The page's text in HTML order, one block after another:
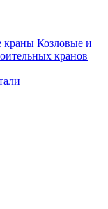
краны Козловые и
кранов